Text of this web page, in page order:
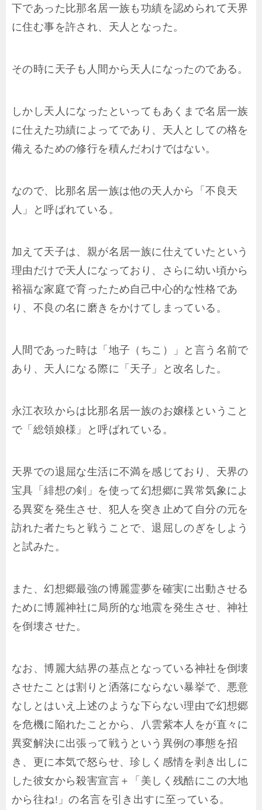
下であった比那名居一族も功績を認められて天界
に住む事を許され、天人となった。
その時に天子も人間から天人になったのである。
しかし天人になったといってもあくまで名居一族
に仕えた功績によってであり、天人としての格を
備えるための修行を積んだわけではない。
なので、比那名居一族は他の天人から「不良天
人」と呼ばれている。
加えて天子は、親が名居一族に仕えていたという
理由だけで天人になっており、さらに幼い頃から
裕福な家庭で育ったため自己中心的な性格であ
り、不良の名に磨きをかけてしまっている。
人間であった時は「地子（ちこ）」と言う名前で
あり、天人になる際に「天子」と改名した。
永江衣玖からは比那名居一族のお嬢様ということ
で「総領娘様」と呼ばれている。
天界での退屈な生活に不満を感じており、天界の
宝具「緋想の剣」を使って幻想郷に異常気象によ
る異変を発生させ、犯人を突き止めて自分の元を
訪れた者たちと戦うことで、退屈しのぎをしよう
と試みた。
また、幻想郷最強の博麗霊夢を確実に出動させる
ために博麗神社に局所的な地震を発生させ、神社
を倒壊させた。
なお、博麗大結界の基点となっている神社を倒壊
させたことは割りと洒落にならない暴挙で、悪意
なしとはいえ上述のような下らない理由で幻想郷
を危機に陥れたことから、八雲紫本人をが直々に
異変解決に出張って戦うという異例の事態を招
き、更に本気で怒らせ、珍しく感情を剥き出しに
した彼女から殺害宣言＋「美しく残酷にこの大地
から往ね!」の名言を引き出すに至っている。